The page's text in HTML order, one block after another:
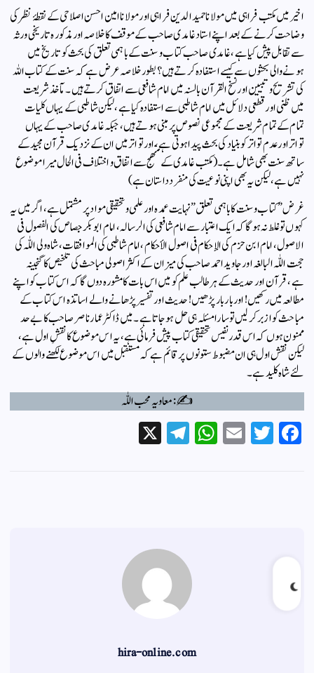
اخیر میں مکتب فراہی میں مولانا حمید الدین فراہی اور مولانا امین احسن اصلاحی کے نقطۂ نظر کی
وضاحت کرنے کے بعد اپنے استاد غامدی صاحب کے موقف کا خلاصہ اور مذکورہ تاریخی ورثہ
سے تقابل پیش کیا ہے، غامدی صاحب کتاب و سنت کے باہمی تعلق کی بحث کو تاریخ میں
ہونے والی بحثوں سے کیسے استفادہ کرتے ہیں؟ بطور خلاصہ عرض ہے کہ سنت کے کتاب اللہ
کی تشریح و تبیین اور نسخ القرآن بالسنہ میں امام شافعی سے اتفاق کرتے ہیں۔ مآخذ شریعت
میں ظنی اور قطعی دلائل میں امام شاطبی سے استفادہ کیا ہے، لیکن شاطبی کے یہاں کلیات
تمام کے تمام شریعت کے مجموعی نصوص پر مبنی ہوتے ہیں، جبکہ غامدی صاحب کے یہاں
تواتر اور عدم تواتر کو بنیاد کی بحث پیدا ہوتی ہے، اور تواتر میں ان کے نزدیک قرآن مجید کے
ساتھ سنت بھی شامل ہے۔(مکتب غامدی کے منھج سے اتفاق و اختلاف فی الحال میرا موضوع
نہیں ہے، لیکن یہ بھی اپنی نوعیت کی منفرد داستان ہے)
غرض ” کتاب وسنت کا باہمی تعلق ” نہایت عمدہ اور علمی و تحقیقی مواد پر مشتمل ہے، اگر میں یہ
کہوں تو غلط نہ ہوگا کہ ایک اعتبار سے امام شافعی کی الرسالہ، امام ابو بکر جصاص کی الفصول فی
الاصول، امام ابن حزم کی الإحکام فی اصول الأحکام، امام شاطبی کی الموافقات، شاہ ولی اللّٰہ کی
حجت اللّٰہ البالغہ اور جاوید احمد صاحب کی میزان کے اکثر اصولی مباحث کی تلخیص کا گنجینہ
ہے، قرآن اور حدیث کے ہر طالب علم کو میں اس بات کا مشورہ دوں گا کہ اس کتاب کو اپنے
مطالعہ میں رکھیں ! اور بار بار پڑھیں ! حدیث اور تفسیر پڑھانے والے اساتذہ اس کتاب کے
مباحث کو ازبر کرلیں تو سارا مسئلہ ہی حل ہوجاتا ہے۔ میں ڈاکٹر عمار ناصر صاحب کا بے حد
ممنون ہوں کہ اس قدر نفیس تحقیقی کتاب پیش فرمائی ہے، یہ اس موضوع کا نقشِ اول ہے،
لیکن نقش اول ہی ان مضبوط ستونوں پر قائم ہے کہ مستقبل میں اس موضوع لکھنے والوں کے
لئے شاہ کلید ہے۔
✍️: معاویہ محب اللّٰہ
Fa
T
E
W
Te
hira-online.com